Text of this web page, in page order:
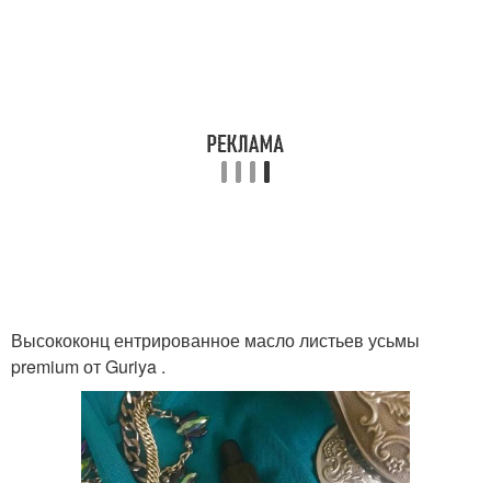
Высококонц ентрированное масло листьев усьмы
premium от Guriya .